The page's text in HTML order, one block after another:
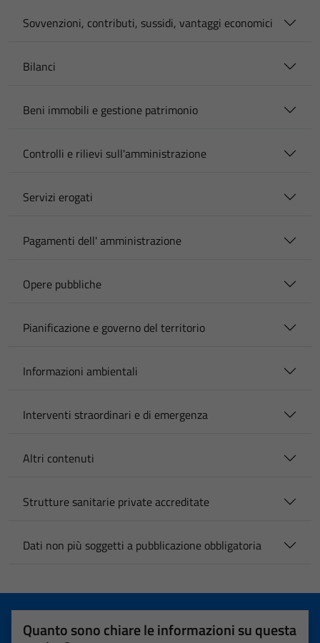
Sovvenzioni, contributi, sussidi, vantaggi economici
Bilanci
Beni immobili e gestione patrimonio
Controlli e rilievi sull'amministrazione
Servizi erogati
Pagamenti dell' amministrazione
Opere pubbliche
Pianificazione e governo del territorio
Informazioni ambientali
Interventi straordinari e di emergenza
Altri contenuti
Strutture sanitarie private accreditate
Dati non più soggetti a pubblicazione obbligatoria
Quanto sono chiare le informazioni su questa